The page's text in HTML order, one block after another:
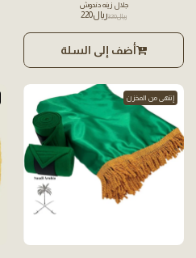
جلال زينه دندوش
﷼320﷼220
أضف إلى السلة
إنتهى من المخزن